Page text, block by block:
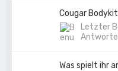
Cougar
Letzter
Was spielt ihr